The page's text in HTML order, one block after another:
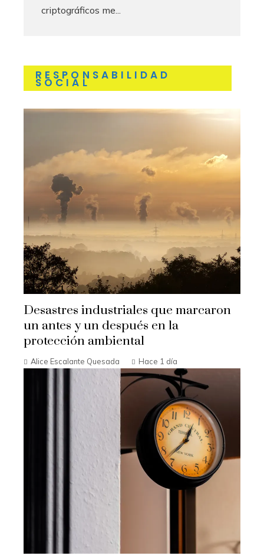
criptográficos me...
RESPONSABILIDAD
SOCIAL
Desastres industriales que marcaron
un antes y un después en la
protección ambiental
Alice Escalante Quesada Hace 1 día